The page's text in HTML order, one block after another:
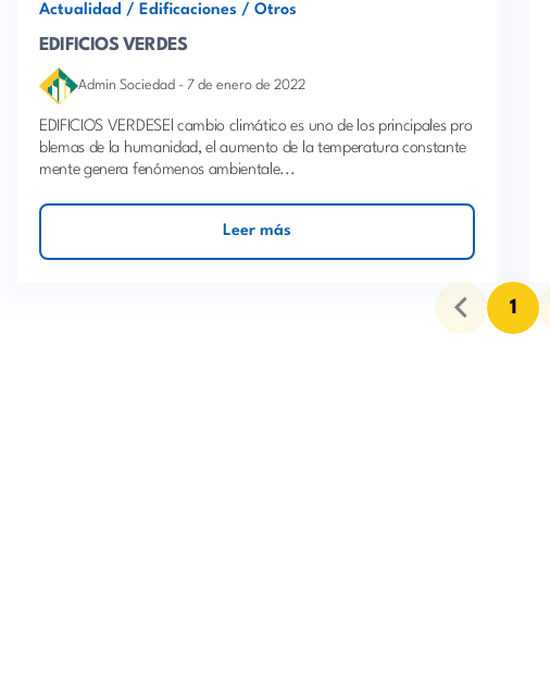
Actualidad / Edificaciones / Otros
EDIFICIOS VERDES
Admin Sociedad - 7 de enero de 2022
EDIFICIOS VERDESEl cambio climático es uno de los principales pro
blemas de la humanidad, el aumento de la temperatura constante
mente genera fenómenos ambientale...
Leer más
1